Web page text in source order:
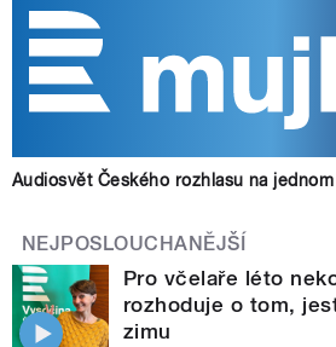
Audiosvět Českého rozhlasu na
NEJPOSLOUCHANĚJŠÍ
Pro včelaře léto
rozhoduje o tom,
zimu